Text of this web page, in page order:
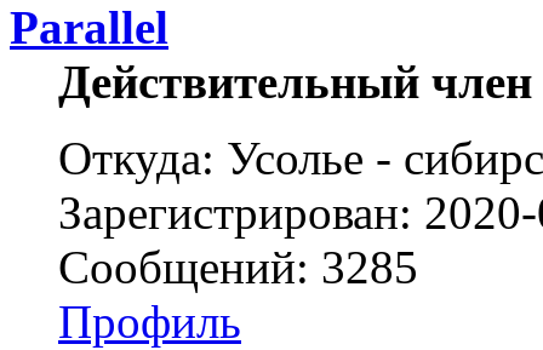
Parallel
Действительный член
Откуда: Усолье -
Зарегистрирован:
Сообщений: 3285
Профиль